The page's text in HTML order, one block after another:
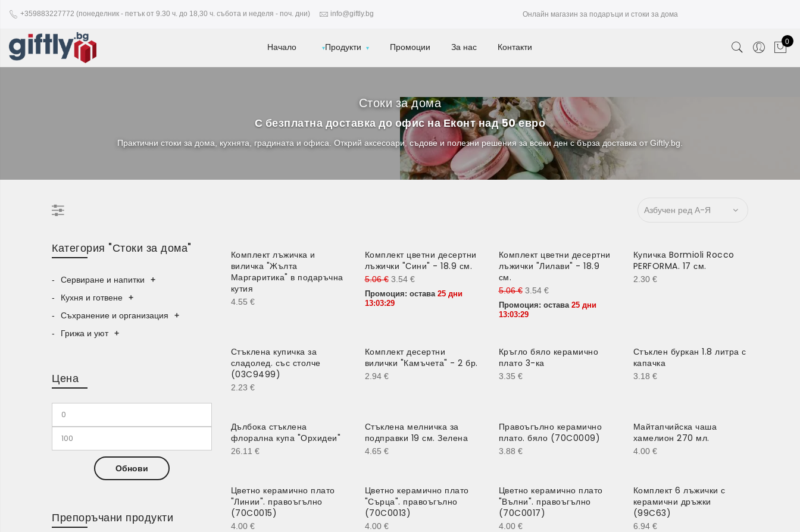
+359883227772 (понеделник - петък от 9.30 ч. до 18,30 ч. събота и неделя - поч. дни) info@giftly.bg Онлайн магазин за подаръци и стоки за дома
Начало Продукти Промоции За нас Контакти 0
Стоки за дома
С безплатна доставка до офис на Еконт над 50 евро
Практични стоки за дома, кухнята, градината и офиса. Открий аксесоари, съдове и полезни решения за всеки ден с бърза доставка от Giftly.bg.
Комплект лъжичка и
виличка "Жълта
Маргаритика" в подаръчна
кутия
4.55 €
-30%
Комплект цветни десертни
лъжички "Сини" - 18.9 см.
5.06€ 3.54 €
Промоция: остава 25 дни
13:03:28
-30%
Комплект цветни десертни
лъжички "Лилави" - 18.9
см.
5.06€ 3.54 €
Промоция: остава 25 дни
13:03:28
Купичка Bormioli Rocco
PERFORMA. 17 см.
2.30 €
Стъклена купичка за
сладолед. със столче
(03C9499)
2.23 €
Комплект десертни
вилички "Камъчета" - 2 бр.
2.94 €
Кръгло бяло керамично
плато 3-ка
3.35 €
Стъклен буркан 1.8 литра с
капачка
3.18 €
Дълбока стъклена
флорална купа "Орхидеи"
26.11 €
Стъклена мелничка за
подправки 19 см. Зелена
4.65 €
Правоъгълно керамично
плато. бяло (70C0009)
3.88 €
Майтапчийска чаша
хамелион 270 мл.
4.00 €
Цветно керамично плато
"Линии". правоъгълно
(70C0015)
4.00 €
Цветно керамично плато
"Сърца". правоъгълно
(70C0013)
4.00 €
Цветно керамично плато
"Вълни". правоъгълно
(70C0017)
4.00 €
Комплект 6 лъжички с
керамични дръжки
(99C63)
6.94 €
Категория "Стоки за дома"
Сервиране и напитки
+
Кухня и готвене
+
Съхранение и организация
+
Грижа и уют
+
Цена
Обнови
Препоръчани продукти